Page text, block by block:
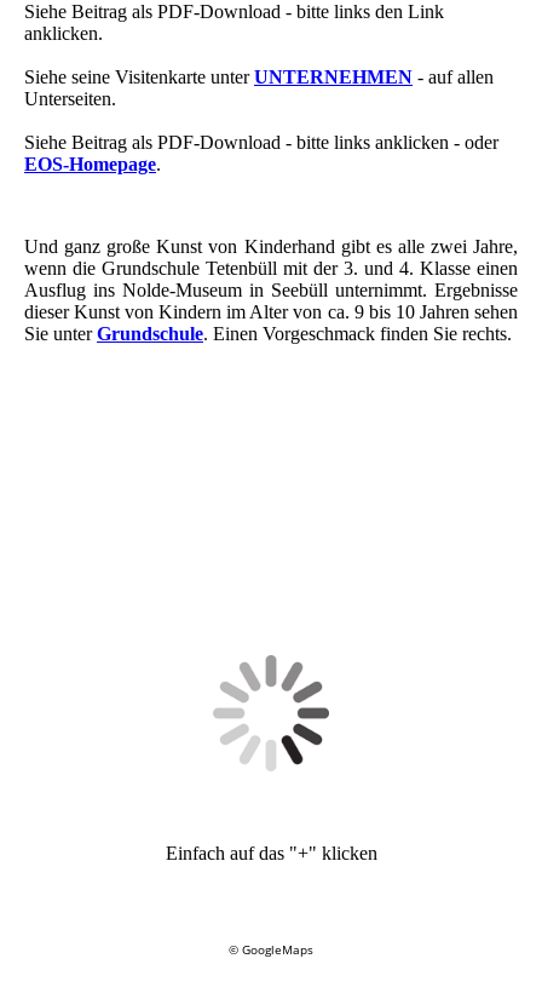
Siehe Beitrag als PDF-Download - bitte links den Link
anklicken.
Siehe seine Visitenkarte unterUNTERNEHMEN - auf allen
Unterseiten.
Siehe Beitrag als PDF-Download - bitte links anklicken - oder
EOS-Homepage.
Und ganz große Kunst von Kinderhand gibt es alle zwei Jahre,
wenn die Grundschule Tetenbüll mit der 3. und 4. Klasse einen
Ausflug ins Nolde-Museum in Seebüll unternimmt. Ergebnisse
dieser Kunst von Kindern im Alter von ca. 9 bis 10 Jahren sehen
Sie unterGrundschule. Einen Vorgeschmack finden Sie rechts.
Einfach auf das "+" klicken
© GoogleMaps